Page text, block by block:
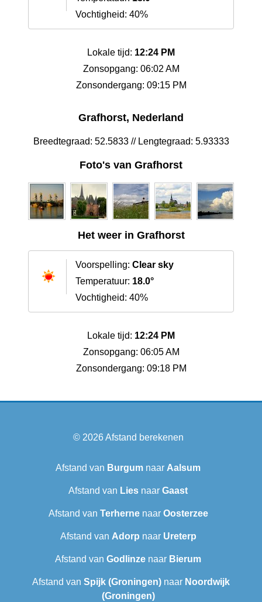
Vochtigheid: 40%
Lokale tijd: 12:24 PM
Zonsopgang: 06:02 AM
Zonsondergang: 09:15 PM
Grafhorst, Nederland
Breedtegraad: 52.5833 // Lengtegraad: 5.93333
Foto's van Grafhorst
Het weer in Grafhorst
Voorspelling: Clear sky
Temperatuur: 18.0°
Vochtigheid: 40%
Lokale tijd: 12:24 PM
Zonsopgang: 06:05 AM
Zonsondergang: 09:18 PM
© 2026Afstand berekenen
Afstand van Burgum naar Aalsum
Afstand van Lies naar Gaast
Afstand van Terhernenaar Oosterzee
Afstand van Adorp naar Ureterp
Afstand van Godlinze naar Bierum
Afstand van Spijk (Groningen) naar Noordwijk
(Groningen)